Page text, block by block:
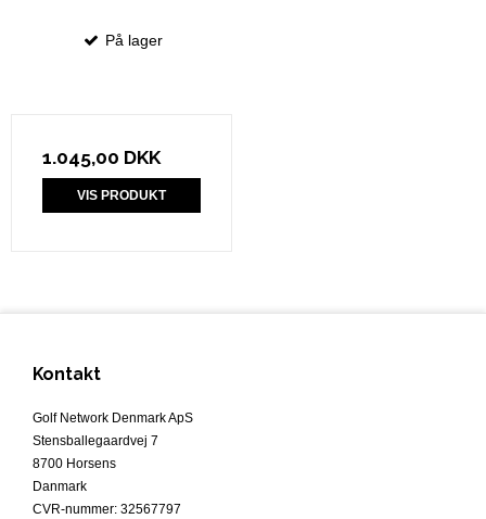
På lager
1.045,00 DKK
VIS PRODUKT
Kontakt
Golf Network Denmark ApS
Stensballegaardvej 7
8700 Horsens
Danmark
CVR-nummer: 32567797